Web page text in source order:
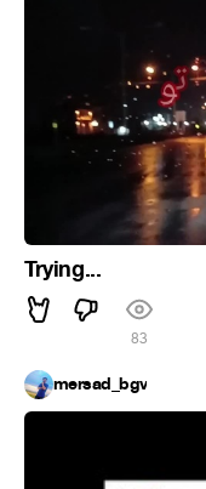
Trying...
83
mersad_bgv